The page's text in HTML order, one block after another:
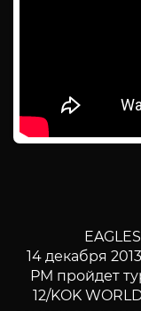
14 декабря
РМ пройдет
12/KOK